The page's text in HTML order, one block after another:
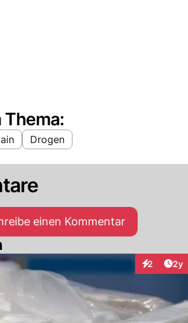
Thema:
Drogen
einen Kommentar
2 2y